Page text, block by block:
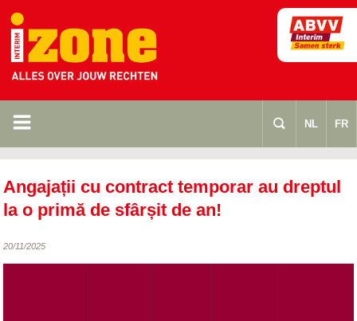
m s NL FR
Angajații cu contract temporar au dreptul
la o primă de sfârșit de an!
20/11/2025